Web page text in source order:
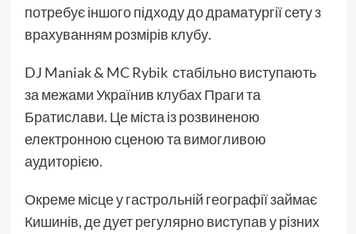
потребує іншого підходу до драматургії сету з
врахуванням розмірів клубу.
DJ Maniak & MC Rybik стабільно виступають
за межами Українив клубах Праги та
Братислави. Це міста із розвиненою
електронною сценою та вимогливою
аудиторією.
Окреме місце у гастрольній географії займає
Кишинів, де дует регулярно виступав у різних